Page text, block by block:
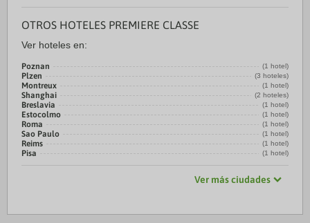
OTROS HOTELES PREMIERE CLASSE
Ver hoteles en:
Poznan (1 hotel)
Plzen (3 hoteles)
Montreux (1 hotel)
Shanghai (2 hoteles)
Breslavia (1 hotel)
Estocolmo (1 hotel)
Roma (1 hotel)
Sao Paulo (1 hotel)
Reims (1 hotel)
Pisa (1 hotel)
Ver más ciudades